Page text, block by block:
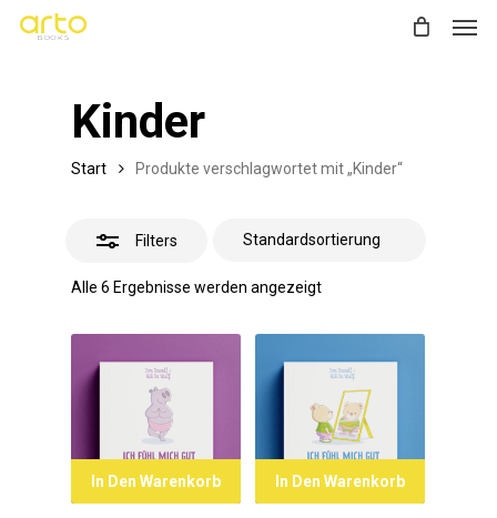
Skip
Kinder
Start Produkte verschlagwortet mit „Kinder“
Filters
Alle 6 Ergebnisse werden angezeigt
Close
In Den Warenkorb In Den Warenkorb